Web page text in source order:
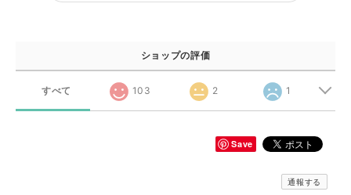
ショップの評価
すべて 103 2 1
Save
通報する